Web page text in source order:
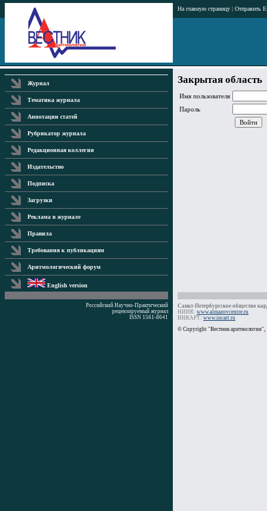
На главную страницу | Отправить
Журнал
Тематика журнала
Аннотации статей
Рубрикатор журнала
Редакционная коллегия
Издательство
Подписка
Загрузки
Реклама в журнале
Правила
Требования к публикациям
Аритмологический форум
English version
Закрытая область
Имя пользователя
Пароль
Российский Научно-Практический
рецензируемый журнал
ISSN 1561-8641
Санкт-Петербургское общество
НИИК: www.almazovcentre.ru
ИНКАРТ: www.incart.ru
© Copyright "Вестник аритмологии",